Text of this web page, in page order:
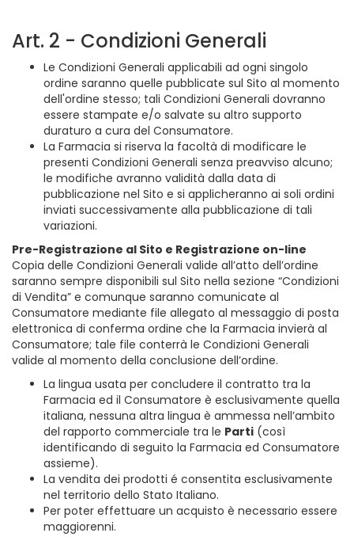
Art. 2 - Condizioni Generali
Le Condizioni Generali applicabili ad ogni singolo
ordine saranno quelle pubblicate sul Sito al momento
dell'ordine stesso; tali Condizioni Generali dovranno
essere stampate e/o salvate su altro supporto
duraturo a cura del Consumatore.
La Farmacia si riserva la facoltà di modificare le
presenti Condizioni Generali senza preavviso alcuno;
le modifiche avranno validità dalla data di
pubblicazione nel Sito e si applicheranno ai soli ordini
inviati successivamente alla pubblicazione di tali
variazioni.
Pre-Registrazione al Sito e Registrazione on-line
Copia delle Condizioni Generali valide all’atto dell’ordine
saranno sempre disponibili sul Sito nella sezione “Condizioni
di Vendita” e comunque saranno comunicate al
Consumatore mediante file allegato al messaggio di posta
elettronica di conferma ordine che la Farmacia invierà al
Consumatore; tale file conterrà le Condizioni Generali
valide al momento della conclusione dell’ordine.
La lingua usata per concludere il contratto tra la
Farmacia ed il Consumatore è esclusivamente quella
italiana, nessuna altra lingua è ammessa nell’ambito
del rapporto commerciale tra le Parti (così
identificando di seguito la Farmacia ed Consumatore
assieme).
La vendita dei prodotti é consentita esclusivamente
nel territorio dello Stato Italiano.
Per poter effettuare un acquisto è necessario essere
maggiorenni.